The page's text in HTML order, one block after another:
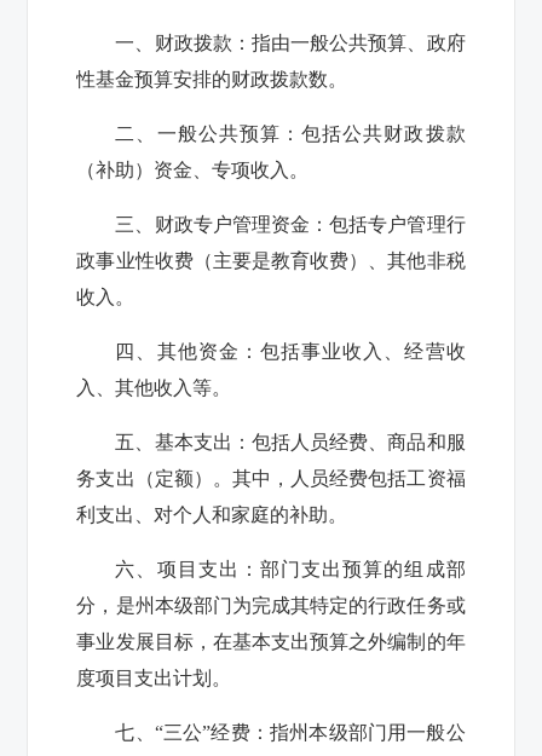
一、财政拨款： 指由一般公共预算、政府
性基金预算安排的财政拨款数。
二、一般公共预算：包括公共财政拨款
（补助）资金、专项收入。
三、财政专户管理资金：包括专户管理行
政事业性收费（主要是教育收费）、其他非税
收入。
四、其他资金： 包括事业收入、经营收
入、其他收入等。
五、基本支出： 包括人员经费、商品和服
务支出（定额）。其中，人员经费包括工资福
利支出、对个人和家庭的补助。
六、项目支出： 部门支出预算的组成部
分，是州本级部门为完成其特定的行政任务或
事业发展目标，在基本支出预算之外编制的年
度项目支出计划。
七、“三公”经费： 指州本级部门用一般公